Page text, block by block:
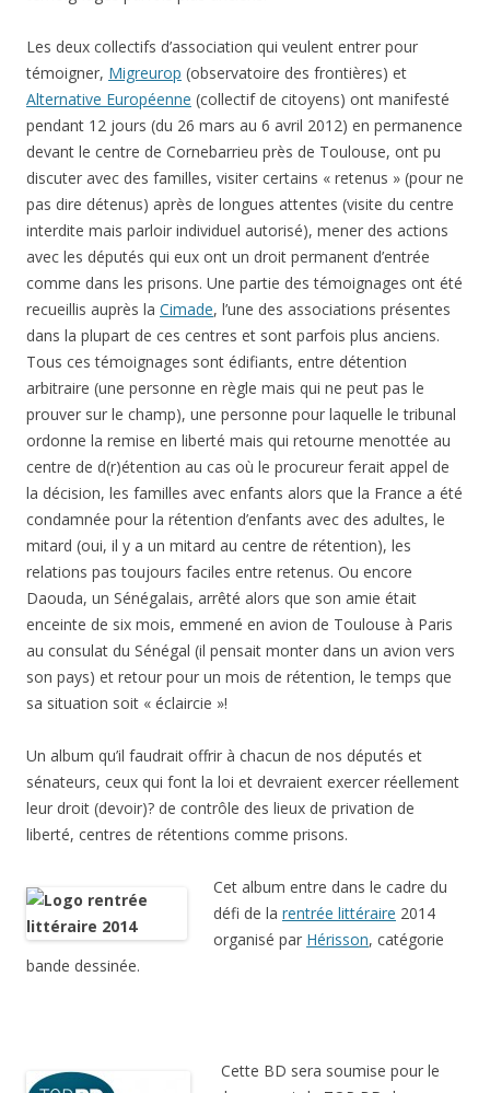
Les deux collectifs d’association qui veulent entrer pour
témoigner, Migreurop (observatoire des frontières) et
Alternative Européenne (collectif de citoyens) ont manifesté
pendant 12 jours (du 26 mars au 6 avril 2012) en permanence
devant le centre de Cornebarrieu près de Toulouse, ont pu
discuter avec des familles, visiter certains « retenus » (pour ne
pas dire détenus) après de longues attentes (visite du centre
interdite mais parloir individuel autorisé), mener des actions
avec les députés qui eux ont un droit permanent d’entrée
comme dans les prisons. Une partie des témoignages ont été
recueillis auprès la Cimade, l’une des associations présentes
dans la plupart de ces centres et sont parfois plus anciens.
Tous ces témoignages sont édifiants, entre détention
arbitraire (une personne en règle mais qui ne peut pas le
prouver sur le champ), une personne pour laquelle le tribunal
ordonne la remise en liberté mais qui retourne menottée au
centre de d(r)étention au cas où le procureur ferait appel de
la décision, les familles avec enfants alors que la France a été
condamnée pour la rétention d’enfants avec des adultes, le
mitard (oui, il y a un mitard au centre de rétention), les
relations pas toujours faciles entre retenus. Ou encore
Daouda, un Sénégalais, arrêté alors que son amie était
enceinte de six mois, emmené en avion de Toulouse à Paris
au consulat du Sénégal (il pensait monter dans un avion vers
son pays) et retour pour un mois de rétention, le temps que
sa situation soit « éclaircie »!
Un album qu’il faudrait offrir à chacun de nos députés et
sénateurs, ceux qui font la loi et devraient exercer réellement
leur droit (devoir)? de contrôle des lieux de privation de
liberté, centres de rétentions comme prisons.
Cet album entre dans le cadre du
défi de la rentrée littéraire 2014
organisé par Hérisson, catégorie
bande dessinée.
Cette BD sera soumise pour le